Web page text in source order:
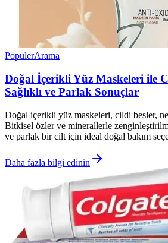
PopülerArama
Doğal İçerikli Yüz Maskeleri ile
Sağlıklı ve Parlak Sonuçlar
Doğal içerikli yüz maskeleri, cildi besler,
Bitkisel özler ve minerallerle
ve parlak bir cilt için ideal doğal bakım
Daha fazla bilgi edinin